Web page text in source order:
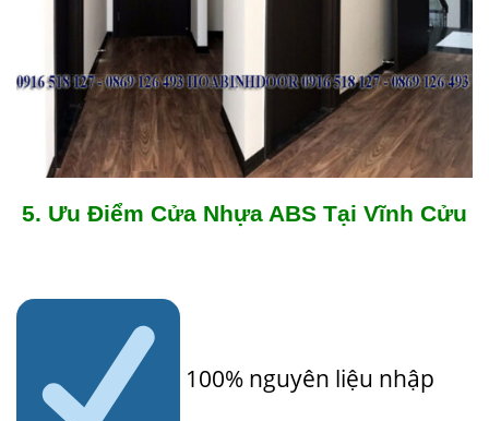
5. Ưu Điểm Cửa Nhựa ABS Tại Vĩnh Cửu
100% nguyên liệu nhập